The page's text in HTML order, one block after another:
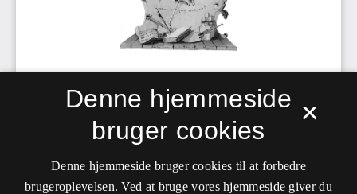
×
Denne hjemmeside
bruger cookies
Denne hjemmeside bruger cookies til at forbedre
brugeroplevelsen. Ved at bruge vores hjemmeside giver du